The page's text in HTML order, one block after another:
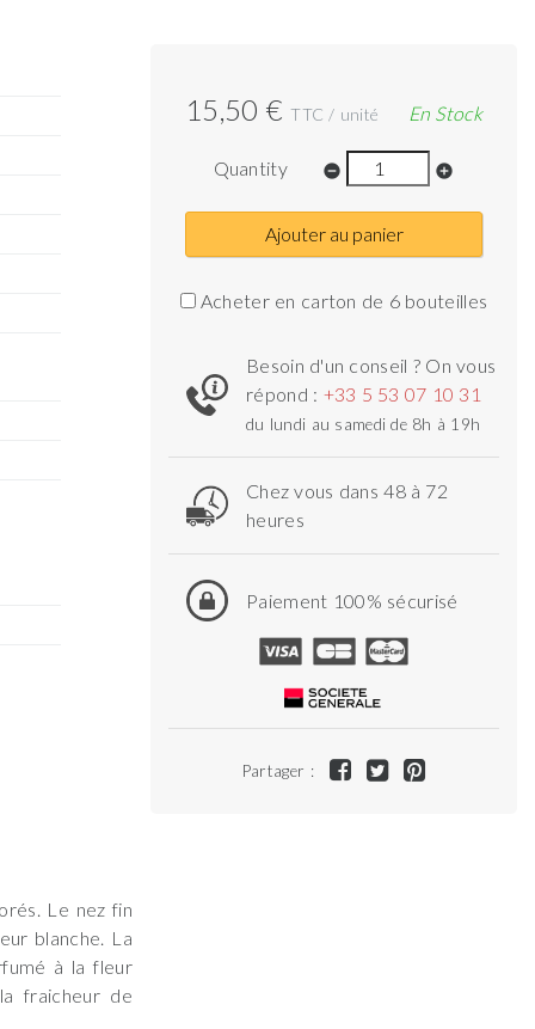
15,50 € TTC / unité En Stock
Quantity remove_circle add_circle
Ajouter au panier
Acheter en carton de 6 bouteilles
Besoin d'un conseil ? On vous
répond : +33 5 53 07 10 31
du lundi au samedi de 8h à 19h
Chez vous dans 48 à 72
heures
Paiement 100% sécurisé
Partager :
Le nez fin
blanche. La
à la fleur
fraicheur de